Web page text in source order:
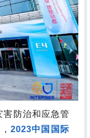
害防治和应急管
2023中国国际